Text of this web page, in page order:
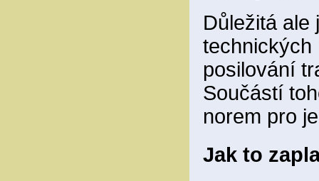
Důležitá ale
technických
posilování
Součástí
norem pro
Jak to